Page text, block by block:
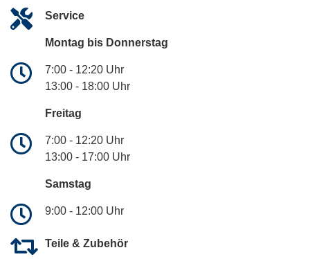
Service
Montag bis Donnerstag
7:00 - 12:20 Uhr
13:00 - 18:00 Uhr
Freitag
7:00 - 12:20 Uhr
13:00 - 17:00 Uhr
Samstag
9:00 - 12:00 Uhr
Teile & Zubehör